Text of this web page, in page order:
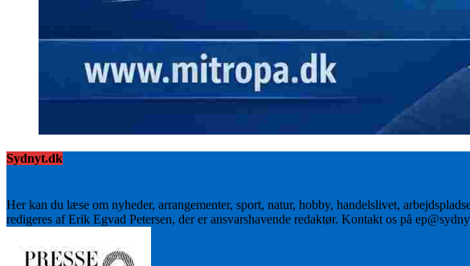
Sydnyt.dk
Her kan du læse om nyheder, arrangementer, sport, natur, hobby, handelslivet,
redigeres af Erik Egvad Petersen, der er ansvarshavende redaktør. Kontakt os på